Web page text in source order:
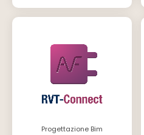
Progettazione Bim